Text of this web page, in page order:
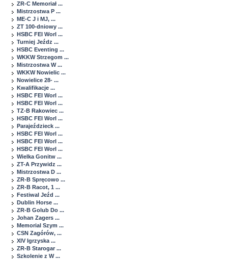
ZR-C Memoriał ...
Mistrzostwa P ...
ME-C J i MJ, ...
ZT 100-dniowy ...
HSBC FEI Worl ...
Turniej Jeźdz ...
HSBC Eventing ...
WKKW Strzegom ...
Mistrzostwa W ...
WKKW Nowielic ...
Nowielice 28- ...
Kwalifikacje ...
HSBC FEI Worl ...
HSBC FEI Worl ...
TZ-B Rakowiec ...
HSBC FEI Worl ...
Parajeździeck ...
HSBC FEI Worl ...
HSBC FEI Worl ...
HSBC FEI Worl ...
Wielka Gonitw ...
ZT-A Przywidz ...
Mistrzostwa D ...
ZR-B Spręcowo ...
ZR-B Racot, 1 ...
Festiwal Jeźd ...
Dublin Horse ...
ZR-B Golub Do ...
Johan Zagers ...
Memorial Szym ...
CSN Zagórów, ...
XIV Igrzyska ...
ZR-B Starogar ...
Szkolenie z W ...